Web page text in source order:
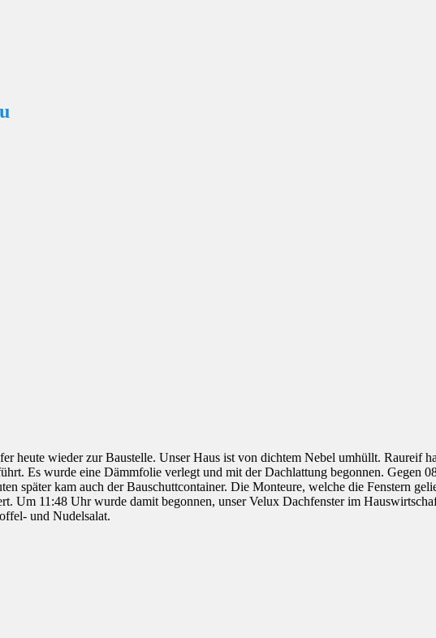
heute wieder zur Baustelle. Unser Haus ist von dichtem Nebel umhüllt. Raureif
Es wurde eine Dämmfolie verlegt und mit der Dachlattung begonnen. Gegen
später kam auch der Bauschuttcontainer. Die Monteure, welche die Fenstern
Um 11:48 Uhr wurde damit begonnen, unser Velux Dachfenster im
und Nudelsalat.